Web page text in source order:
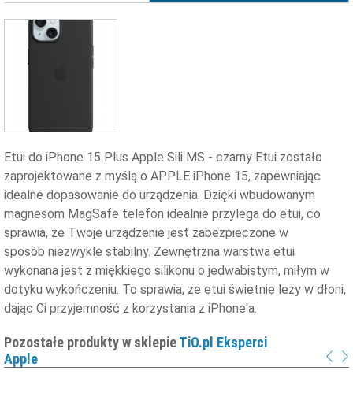
Etui do iPhone 15 Plus Apple Sili MS - czarny Etui zostało
zaprojektowane z myślą o APPLE iPhone 15, zapewniając
idealne dopasowanie do urządzenia. Dzięki wbudowanym
magnesom MagSafe telefon idealnie przylega do etui, co
sprawia, że Twoje urządzenie jest zabezpieczone w
sposób niezwykle stabilny. Zewnętrzna warstwa etui
wykonana jest z miękkiego silikonu o jedwabistym, miłym w
dotyku wykończeniu. To sprawia, że etui świetnie leży w dłoni,
dając Ci przyjemność z korzystania z iPhone'a.
Pozostałe produkty w sklepieTiO.pl Eksperci
Apple